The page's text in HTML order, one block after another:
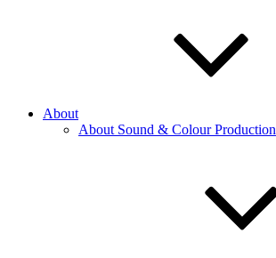
About
About Sound & Colour Production